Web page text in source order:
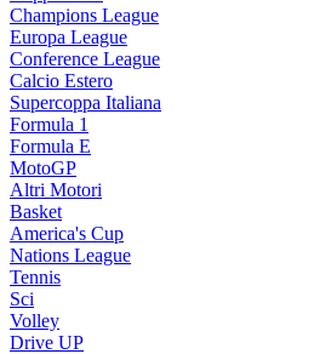
Champions League
Europa League
Conference League
Calcio Estero
Supercoppa Italiana
Formula 1
Formula E
MotoGP
Altri Motori
Basket
America's Cup
Nations League
Tennis
Sci
Volley
Drive UP